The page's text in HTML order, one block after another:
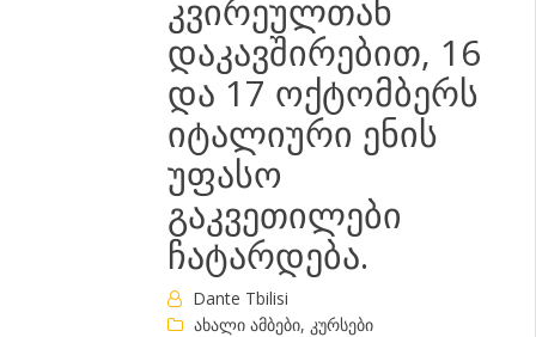
კვირეულთან
დაკავშირებით, 16
და 17 ოქტომბერს
იტალიური ენის
უფასო
გაკვეთილები
ჩატარდება.
Dante Tbilisi
ახალი ამბები, კურსები